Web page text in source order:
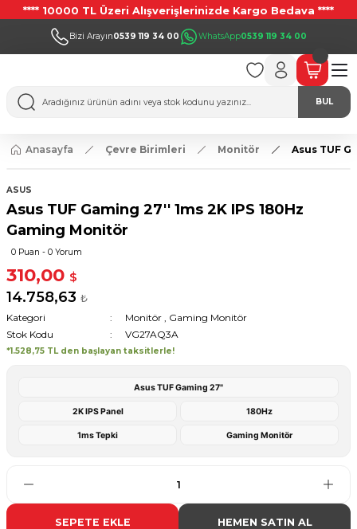
**** 10000 TL Üzeri Alışverişlerinizde Kargo Bedava ****
Bizi Arayın0539 119 34 00 WhatsApp0539 119 34 00
BUL
Anasayfa Çevre Birimleri Monitör Asus TUF
ASUS
Asus TUF Gaming 27'' 1ms 2K IPS 180Hz
Gaming Monitör
0 Puan - 0 Yorum
310,00 $
14.758,63 ₺
Kategori
Monitör , Gaming Monitör
Stok Kodu
VG27AQ3A
*1.528,75 TL den başlayan taksitlerle!
Asus TUF Gaming 27"
2K IPS Panel 180Hz
1ms Tepki Gaming Monitör
SEPETE EKLE HEMEN SATIN AL